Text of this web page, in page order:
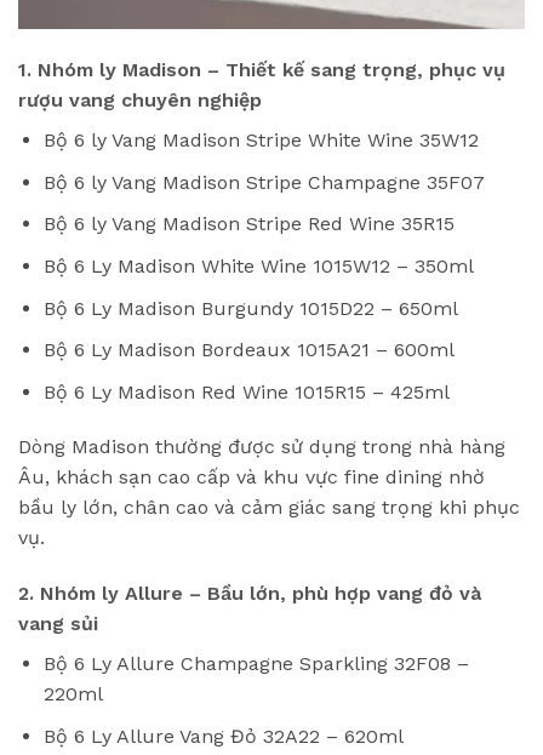
1. Nhóm ly Madison – Thiết kế sang trọng, phục vụ
rượu vang chuyên nghiệp
Bộ 6 ly Vang Madison Stripe White Wine 35W12
Bộ 6 ly Vang Madison Stripe Champagne 35F07
Bộ 6 ly Vang Madison Stripe Red Wine 35R15
Bộ 6 Ly Madison White Wine 1015W12 – 350ml
Bộ 6 Ly Madison Burgundy 1015D22 – 650ml
Bộ 6 Ly Madison Bordeaux 1015A21 – 600ml
Bộ 6 Ly Madison Red Wine 1015R15 – 425ml
Dòng Madison thường được sử dụng trong nhà hàng
Âu, khách sạn cao cấp và khu vực fine dining nhờ
bầu ly lớn, chân cao và cảm giác sang trọng khi phục
vụ.
2. Nhóm ly Allure – Bầu lớn, phù hợp vang đỏ và
vang sủi
Bộ 6 Ly Allure Champagne Sparkling 32F08 –
220ml
Bộ 6 Ly Allure Vang Đỏ 32A22 – 620ml